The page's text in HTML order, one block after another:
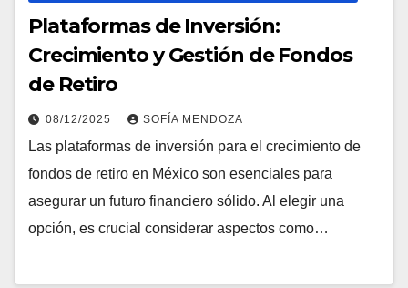
Plataformas de Inversión:
Crecimiento y Gestión de Fondos
de Retiro
08/12/2025 SOFÍA MENDOZA
Las plataformas de inversión para el crecimiento de
fondos de retiro en México son esenciales para
asegurar un futuro financiero sólido. Al elegir una
opción, es crucial considerar aspectos como…